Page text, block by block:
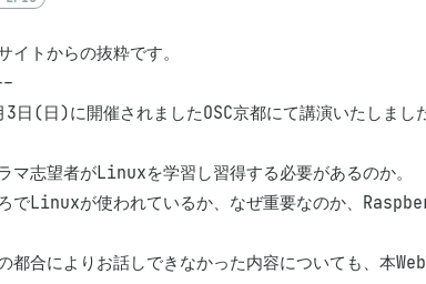
イトからの抜粋です。
3日(日)に開催されましたOSC京都にて講演いたしま
マ志望者がLinuxを学習し習得する必要があるのか。
でLinuxが使われているか、なぜ重要なのか、
都合によりお話しできなかった内容についても、本